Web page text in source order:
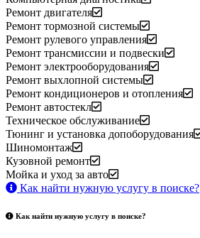
Ремонт двигателя
Ремонт тормозной системы
Ремонт рулевого управления
Ремонт трансмиссии и подвески
Ремонт электрооборудования
Ремонт выхлопной системы
Ремонт кондиционеров и отопления
Ремонт автостекл
Техническое обслуживание
Тюнинг и установка допоборудования
Шиномонтаж
Кузовной ремонт
Мойка и уход за авто
Как найти нужную услугу в поиске?
Как найти нужную услугу в поиске?